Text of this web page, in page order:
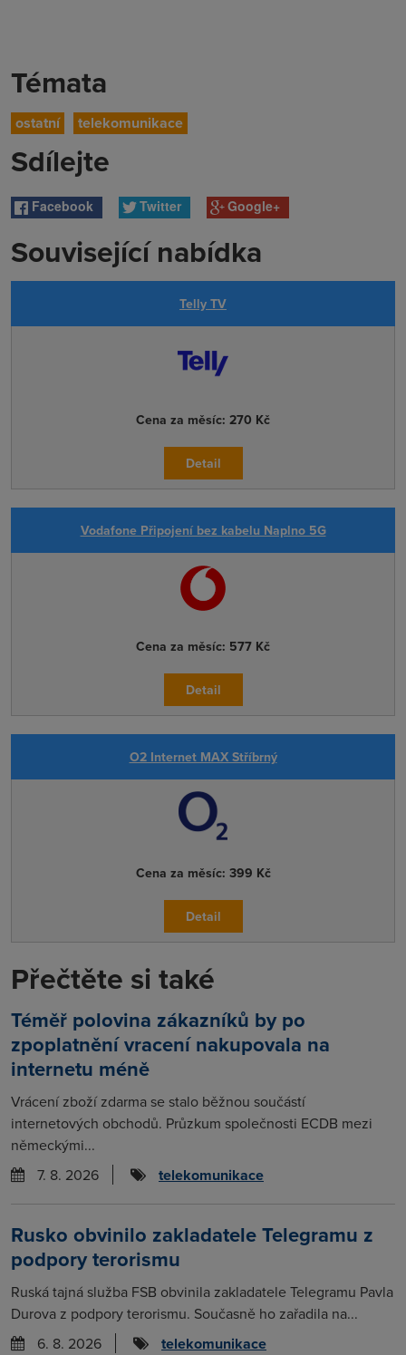
Témata
ostatní telekomunikace
Sdílejte
Facebook Twitter Google+
Související nabídka
Telly TV
Cena za měsíc: 270 Kč
Detail
Vodafone Připojení bez kabelu Naplno 5G
Cena za měsíc: 577 Kč
Detail
O2 Internet MAX Stříbrný
Cena za měsíc: 399 Kč
Detail
Přečtěte si také
Téměř polovina zákazníků by po
zpoplatnění vracení nakupovala na
internetu méně
Vrácení zboží zdarma se stalo běžnou součástí
internetových obchodů. Průzkum společnosti ECDB mezi
německými...
7. 8. 2026
telekomunikace
Rusko obvinilo zakladatele Telegramu z
podpory terorismu
Ruská tajná služba FSB obvinila zakladatele Telegramu Pavla
Durova z podpory terorismu. Současně ho zařadila na...
6. 8. 2026
telekomunikace